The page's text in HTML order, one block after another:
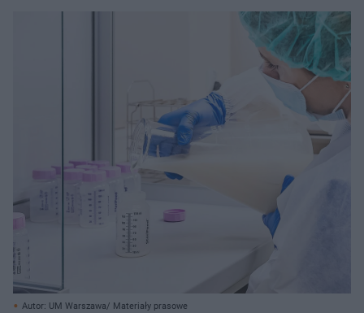
Autor: UM Warszawa/ Materiały prasowe